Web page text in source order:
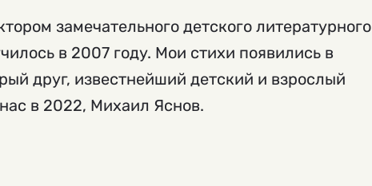
замечательного детского литературного
в 2007 году. Мои стихи появились в
друг, известнейший детский и взрослый
в 2022, Михаил Яснов.